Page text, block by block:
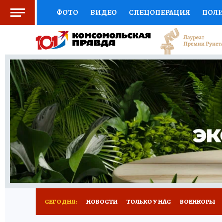
ФОТО ВИДЕО СПЕЦОПЕРАЦИЯ
СОЦПОДДЕРЖКА НАУКА СПОРТ
ВЫБОР ЭКСПЕРТОВ ДОКТОР
КНИЖНАЯ ПОЛКА ПРОГНОЗЫ НА СПОРТ
ПРЕСС-ЦЕНТР НЕДВИЖИМОСТЬ
РАДИО КП РЕКЛАМА ТЕСТЫ НОВОЕ
СЕГОДНЯ: НОВОСТИ ТОЛЬКО У НАС ВОЕНКОРЫ